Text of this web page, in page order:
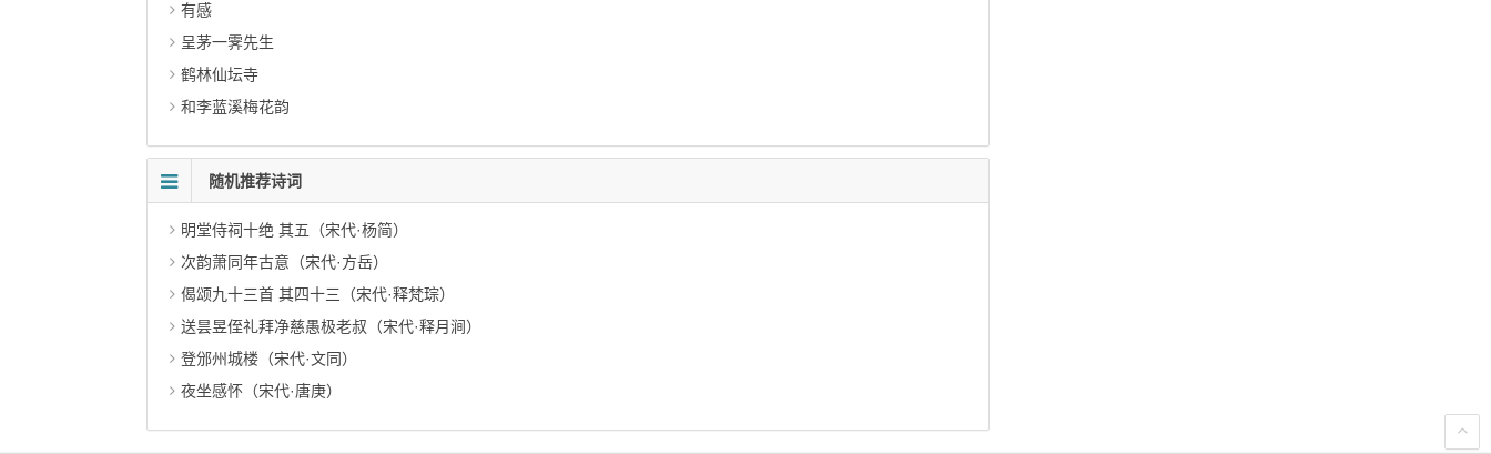
有感
呈茅一霁先生
鹤林仙坛寺
和李蓝溪梅花韵
随机推荐诗词
明堂侍祠十绝 其五（宋代·杨简）
次韵萧同年古意（宋代·方岳）
偈颂九十三首 其四十三（宋代·释梵琮）
送昙昱侄礼拜净慈愚极老叔（宋代·释月涧）
登邠州城楼（宋代·文同）
夜坐感怀（宋代·唐庚）